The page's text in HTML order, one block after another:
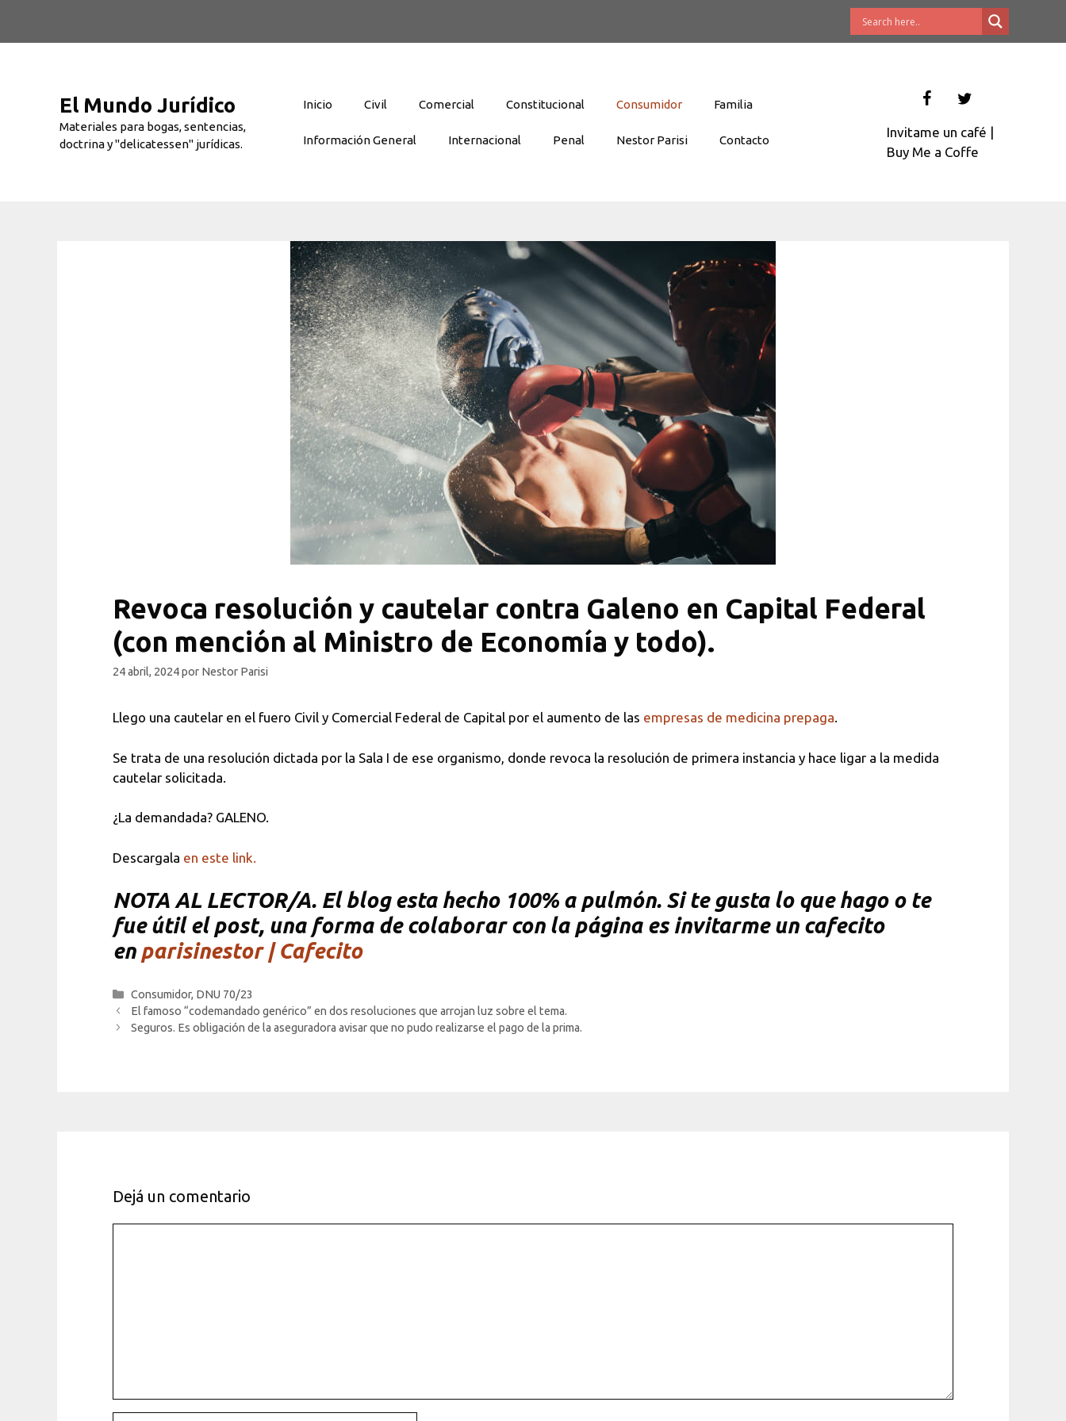
El Mundo Jurídico
Materiales para bogas, sentencias,
doctrina y "delicatessen" jurídicas.
Inicio Civil Comercial Constitucional Consumidor Familia
Información General Internacional Penal Nestor Parisi Contacto
Invitame un café |
Buy Me a Coffe
Revoca resolución y cautelar contra Galeno en Capital Federal
(con mención al Ministro de Economía y todo).
24 abril, 2024por Nestor Parisi
Llego una cautelar en el fuero Civil y Comercial Federal de Capital por el aumento de las empresas de medicina prepaga.
Se trata de una resolución dictada por la Sala I de ese organismo, donde revoca la resolución de primera instancia y hace ligar a la medida
cautelar solicitada.
¿La demandada? GALENO.
Descargala en este link.
NOTA AL LECTOR/A. El blog esta hecho 100% a pulmón. Si te gusta lo que hago o te
fue útil el post, una forma de colaborar con la página es invitarme un cafecito
en parisinestor | Cafecito
Categorías
Consumidor, DNU 70/23
El famoso “codemandado genérico” en dos resoluciones que arrojan luz sobre el tema.
Seguros. Es obligación de la aseguradora avisar que no pudo realizarse el pago de la prima.
Dejá un comentario